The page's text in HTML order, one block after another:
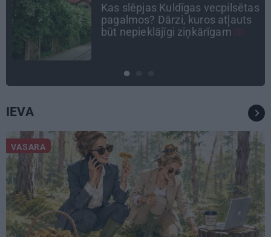
Ko darīt, ja esi kopā ar
pieauguša vīrieša ķermenī
noslēpušos puišeli?
IEVA
VASARA